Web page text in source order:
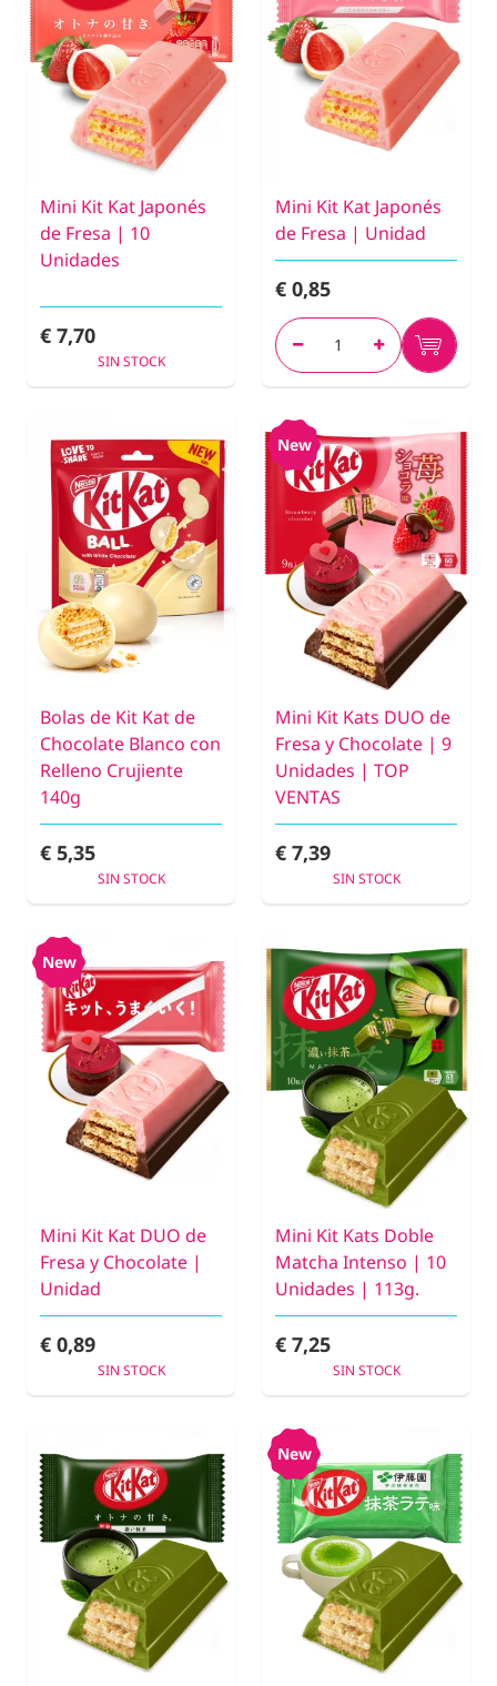
Mini Kit Kat Japonés
de Fresa | 10
Unidades
€ 7,70
SIN STOCK
Mini Kit Kat Japonés
de Fresa | Unidad
€ 0,85
Bolas de Kit Kat de
Chocolate Blanco con
Relleno Crujiente
140g
€ 5,35
SIN STOCK
New
Mini Kit Kats DUO de
Fresa y Chocolate | 9
Unidades | TOP
VENTAS
€ 7,39
SIN STOCK
New
Mini Kit Kat DUO de
Fresa y Chocolate |
Unidad
€ 0,89
SIN STOCK
Mini Kit Kats Doble
Matcha Intenso | 10
Unidades | 113g.
€ 7,25
SIN STOCK
New